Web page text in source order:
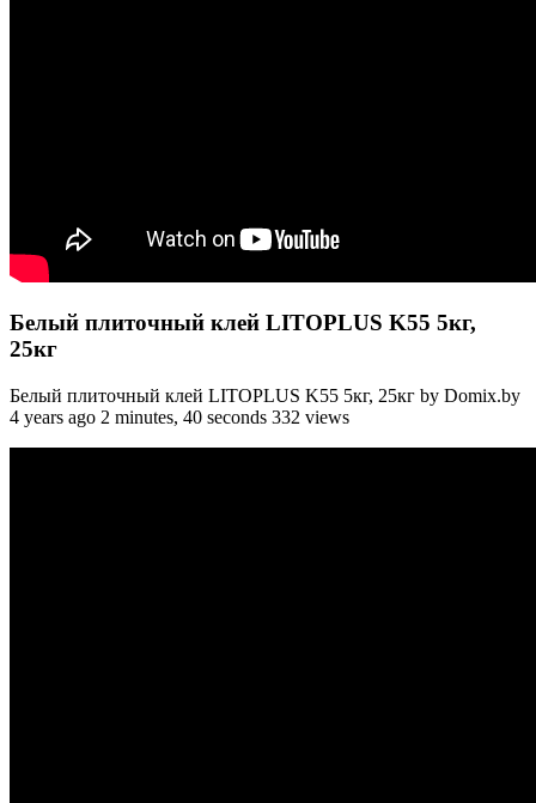
Белый плиточный клей LITOPLUS K55 5кг,
25кг
Белый плиточный клей LITOPLUS K55 5кг, 25кг by Domix.by
4 years ago 2 minutes, 40 seconds 332 views